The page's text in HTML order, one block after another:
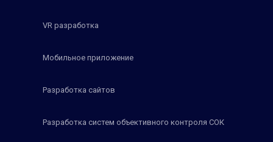
VR разработка
Мобильное приложение
Разработка сайтов
Разработка систем объективного контроля СОК